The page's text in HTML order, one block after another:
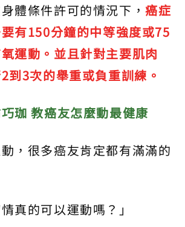
體條件許可的情況下，癌症
有150分鐘的中等強度或75
運動。並且針對主要肌肉
到3次的舉重或負重訓練。
巧珈教癌友怎麼動最健康
，很多癌友肯定都有滿滿的
真的可以運動嗎？」